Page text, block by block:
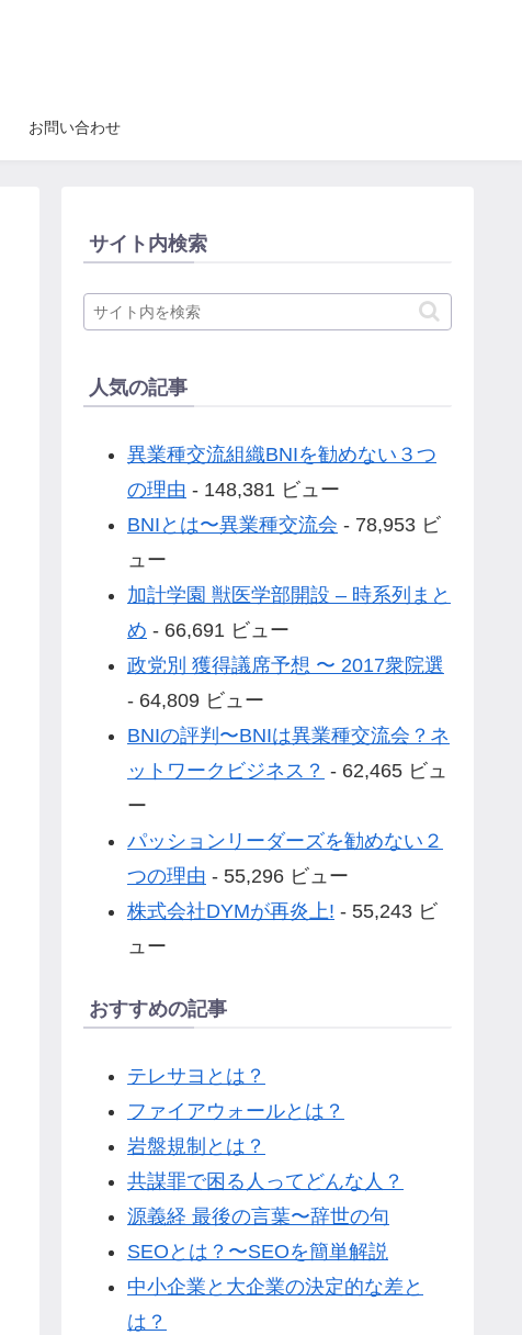
お問い合わせ
サイト内検索
人気の記事
異業種交流組織BNIを勧めない３つ
の理由 - 148,381 ビュー
BNIとは〜異業種交流会 - 78,953 ビ
ュー
加計学園 獣医学部開設 – 時系列まと
め - 66,691 ビュー
政党別 獲得議席予想 〜 2017衆院選
- 64,809 ビュー
BNIの評判〜BNIは異業種交流会？ネ
ットワークビジネス？ - 62,465 ビュ
ー
パッションリーダーズを勧めない２
つの理由 - 55,296 ビュー
株式会社DYMが再炎上! - 55,243 ビ
ュー
おすすめの記事
テレサヨとは？
ファイアウォールとは？
岩盤規制とは？
共謀罪で困る人ってどんな人？
源義経 最後の言葉〜辞世の句
SEOとは？〜SEOを簡単解説
中小企業と大企業の決定的な差と
は？